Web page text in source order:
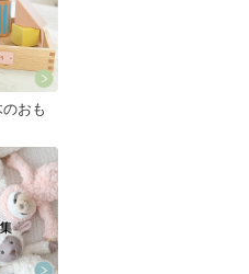
おも